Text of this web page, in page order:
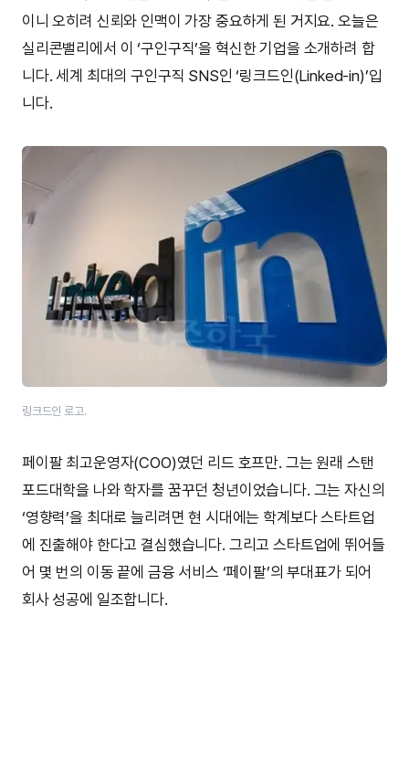
이니 오히려 신뢰와 인맥이 가장 중요하게 된 거지요. 오늘은
실리콘밸리에서 이 ‘구인구직’을 혁신한 기업을 소개하려 합
니다. 세계 최대의 구인구직 SNS인 ‘링크드인(Linked-in)’입
니다.
링크드인 로고.
페이팔 최고운영자(COO)였던 리드 호프만. 그는 원래 스탠
포드대학을 나와 학자를 꿈꾸던 청년이었습니다. 그는 자신의
‘영향력’을 최대로 늘리려면 현 시대에는 학계보다 스타트업
에 진출해야 한다고 결심했습니다. 그리고 스타트업에 뛰어들
어 몇 번의 이동 끝에 금융 서비스 ‘페이팔’의 부대표가 되어
회사 성공에 일조합니다.